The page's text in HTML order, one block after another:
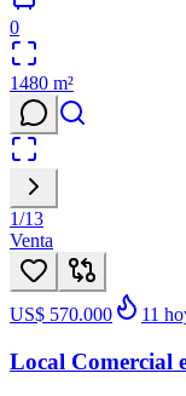
0
1480 m²
1/13
Venta
US$ 570.000 11
Local Comercial